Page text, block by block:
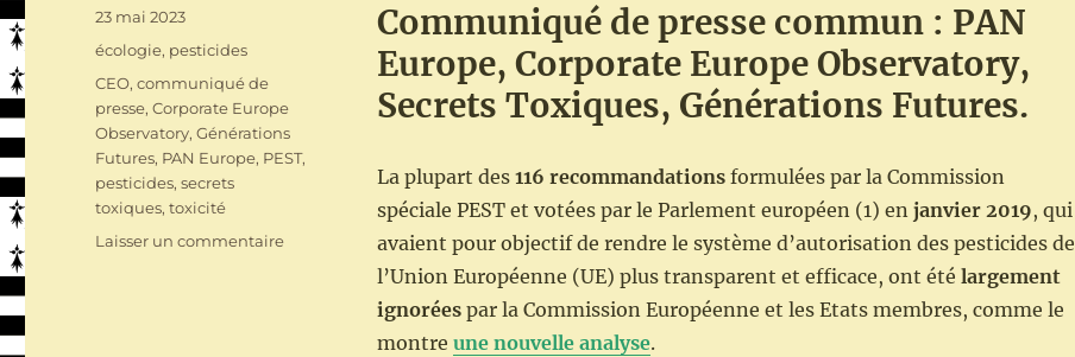
Communiqué de presse commun : PAN
Europe, Corporate Europe Observatory,
Secrets Toxiques, Générations Futures.
La plupart des 116 recommandationsformulées par la Commission
spéciale PEST et votées par le Parlement européen (1) en janvier 2019, qui
avaient pour objectif de rendre le système d’autorisation des pesticides de
l’Union Européenne (UE) plus transparent et efficace, ont été largement
ignoréespar la Commission Européenne et les Etats membres, comme le
montre une nouvelle analyse.
Publié
le
23 mai 2023
Catégories
écologie, pesticides
Étiquettes
CEO,communiqué de
presse,Corporate Europe
Observatory,Générations
Futures, PAN Europe, PEST,
pesticides,secrets
toxiques,toxicité
Laisser un commentairesur
commission